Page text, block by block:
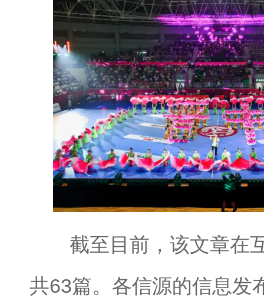
截至目前，该文章在
共63篇。各信源的信息发